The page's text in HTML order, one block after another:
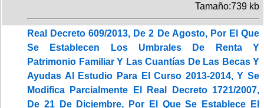
Tamaño:739 kb
Real Decreto 609/2013, De 2 De Agosto, Por El Que
Se Establecen Los Umbrales De Renta Y
Patrimonio Familiar Y Las Cuantías De Las Becas Y
Ayudas Al Estudio Para El Curso 2013-2014, Y Se
Modifica Parcialmente El Real Decreto 1721/2007,
De 21 De Diciembre, Por El Que Se Establece El